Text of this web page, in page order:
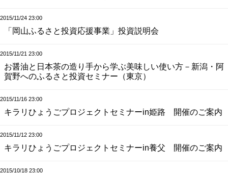
2015/11/24 23:00
「岡山ふるさと投資応援事業」投資説明会
2015/11/21 23:00
お醤油と日本茶の造り手から学ぶ美味しい使い方－新潟・阿
賀野へのふるさと投資セミナー（東京）
2015/11/16 23:00
キラリひょうごプロジェクトセミナーin姫路 開催のご案内
2015/11/12 23:00
キラリひょうごプロジェクトセミナーin養父 開催のご案内
2015/10/18 23:00